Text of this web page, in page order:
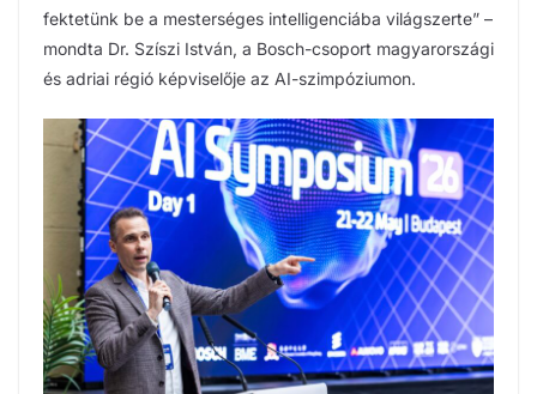
fektetünk be a mesterséges intelligenciába világszerte” –
mondta Dr. Szíszi István, a Bosch-csoport magyarországi
és adriai régió képviselője az AI-szimpóziumon.